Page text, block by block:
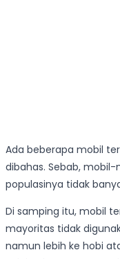
Ada beberapa mobil
dibahas. Sebab,
populasinya tidak
Di samping itu, mobil
mayoritas tidak
namun lebih ke hobi